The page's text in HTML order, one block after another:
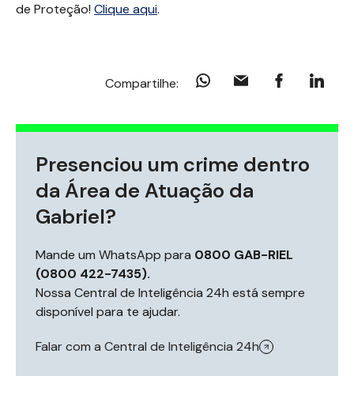
de Proteção! Clique aqui.
Compartilhe:
Presenciou um crime dentro
da Área de Atuação da
Gabriel?
Mande um WhatsApp para 0800 GAB-RIEL
(0800 422-7435).
Nossa Central de Inteligência 24h está sempre
disponível para te ajudar.
Falar com a Central de Inteligência 24h